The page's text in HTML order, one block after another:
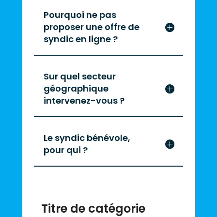
Pourquoi ne pas
proposer une offre de
syndic en ligne ?
Sur quel secteur
géographique
intervenez-vous ?
Le syndic bénévole,
pour qui ?
Titre de catégorie